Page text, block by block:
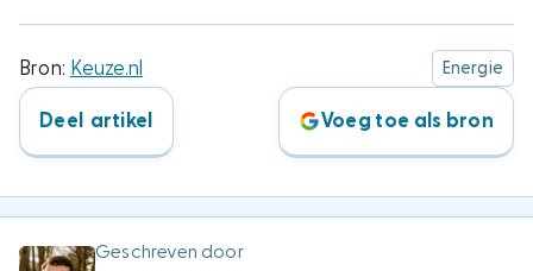
Bron: Keuze.nl Energie
Deel artikel Voeg toe als bron
Geschreven door